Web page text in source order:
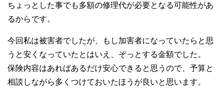
ちょっとした事でも多額の修理代が必要となる可能性があ
るからです。
今回私は被害者でしたが、もし加害者になっていたらと思
うと安くなっていたとはいえ、ぞっとする金額でした。
保険内容はあればあるだけ安心できると思うので、予算と
相談しながら多くつけておいたほうが良いと思います。